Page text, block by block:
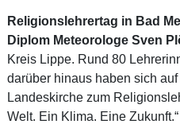
Religionslehrertag in Bad
Diplom Meteorologe Sven
Kreis Lippe. Rund 80
darüber hinaus haben sich
Landeskirche zum
Welt. Ein Klima. Eine